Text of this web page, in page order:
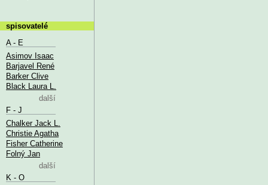
spisovatelé
A - E
Asimov Isaac
Barjavel René
Barker Clive
Black Laura L.
další
F - J
Chalker Jack L.
Christie Agatha
Fisher Catherine
Folný Jan
další
K - O